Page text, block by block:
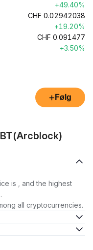
+49.40%
CHF 0.02942038
+19.20%
CHF 0.091477
+3.50%
+ Følg
is , and the highest
all cryptocurrencies.